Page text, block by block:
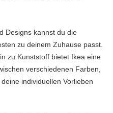
Designs kannst du die
zu deinem Zuhause passt.
zu Kunststoff bietet Ikea eine
verschiedenen Farben,
individuellen Vorlieben